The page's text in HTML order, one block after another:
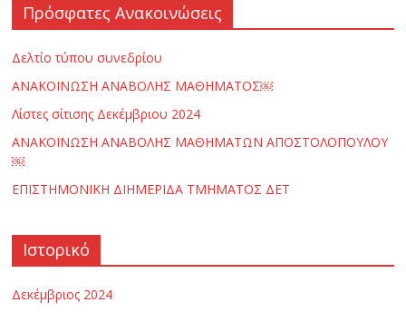
Πρόσφατες Ανακοινώσεις
Δελτίο τύπου συνεδρίου
ΑΝΑΚΟΙΝΩΣΗ ΑΝΑΒΟΛΗΣ ΜΑΘΗΜΑΤΟΣ￼
Λίστες σίτισης Δεκέμβριου 2024
ΑΝΑΚΟΙΝΩΣΗ ΑΝΑΒΟΛΗΣ ΜΑΘΗΜΑΤΩΝ ΑΠΟΣΤΟΛΟΠΟΥΛΟΥ
￼
ΕΠΙΣΤΗΜΟΝΙΚΗ ΔΙΗΜΕΡΙΔΑ ΤΜΗΜΑΤΟΣ ΔΕΤ
Ιστορικό
Δεκέμβριος 2024